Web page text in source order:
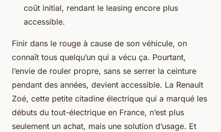
coût initial, rendant le leasing encore plus
accessible.
Finir dans le rouge à cause de son véhicule, on
connaît tous quelqu’un qui a vécu ça. Pourtant,
l’envie de rouler propre, sans se serrer la ceinture
pendant des années, devient accessible. La Renault
Zoé, cette petite citadine électrique qui a marqué les
débuts du tout-électrique en France, n’est plus
seulement un achat, mais une solution d’usage. Et